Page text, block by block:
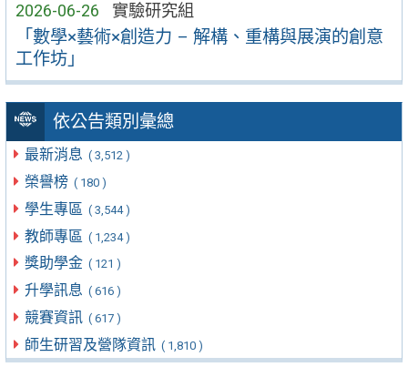
2026-06-26 實驗研究組
「數學×藝術×創造力 – 解構、重構與展演的創意
工作坊」
依公告類別彙總
最新消息 ( 3,512 )
榮譽榜 ( 180 )
學生專區 ( 3,544 )
教師專區 ( 1,234 )
獎助學金 ( 121 )
升學訊息 ( 616 )
競賽資訊 ( 617 )
師生研習及營隊資訊 ( 1,810 )